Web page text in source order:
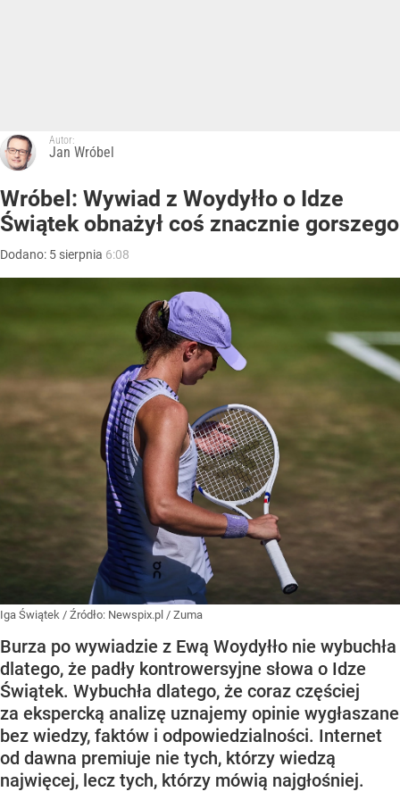
Autor:
Jan Wróbel
Wróbel: Wywiad z Woydyłło o Idze
Świątek obnażył coś znacznie gorszego
Dodano: 5 sierpnia 6:08
Iga Świątek / Źródło: Newspix.pl / Zuma
Burza po wywiadzie z Ewą Woydyłło nie wybuchła
dlatego, że padły kontrowersyjne słowa o Idze
Świątek. Wybuchła dlatego, że coraz częściej
za ekspercką analizę uznajemy opinie wygłaszane
bez wiedzy, faktów i odpowiedzialności. Internet
od dawna premiuje nie tych, którzy wiedzą
najwięcej, lecz tych, którzy mówią najgłośniej.